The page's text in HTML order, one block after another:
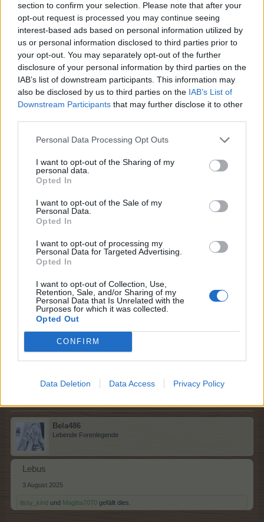
section to confirm your selection. Please note that after your
opt-out request is processed you may continue seeing
interest-based ads based on personal information utilized by
us or personal information disclosed to third parties prior to
your opt-out. You may separately opt-out of the further
disclosure of your personal information by third parties on the
IAB’s list of downstream participants. This information may
also be disclosed by us to third parties on the IAB’s List of
Downstream Participants that may further disclose it to other
Personal Data Processing Opt Outs
I want to opt-out of the Sharing of my
personal data.
Opted In
I want to opt-out of the Sale of my
Personal Data.
Opted In
I want to opt-out of processing my
Personal Data for Targeted Advertising.
Opted In
I want to opt-out of Collection, Use,
Retention, Sale, and/or Sharing of my
Personal Data that Is Unrelated with the
Purposes for which it was collected.
Opted Out
CONFIRM
Data Deletion Data Access Privacy Policy
lissy_kindundMagitta7070gefällt dies.
Magitta7070
Lebende Forenlegende
Bela486
Jungrichter
lissy_kindundMagitta7070gefällt dies.
Magitta7070
Lebende Forenlegende
Keller...... L
3 August 2025
lissy_kind undBela486 gefällt dies.
Bela486
Lebende Forenlegende
Lebus
3 August 2025
lissy_kind und Magitta7070 gefällt dies.